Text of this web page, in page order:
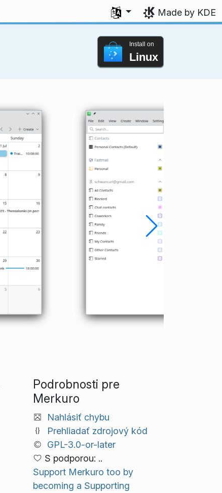
Select your language
Made by KDE
Install on
Linux
Podrobnosti pre
Merkuro
Nahlásiť chybu
Prehliadať zdrojový kód
GPL-3.0-or-later
S podporou: ..
Support Merkuro too by
becoming a Supporting